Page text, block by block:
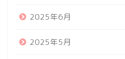
2025年6月
2025年5月